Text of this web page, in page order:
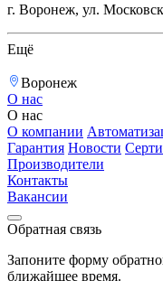
г. Воронеж, ул.
Ещё
Воронеж
О нас
О нас
О компании
Гарантия Новости
Производители
Контакты
Вакансии
Обратная связь
Запоните форму
ближайшее время.